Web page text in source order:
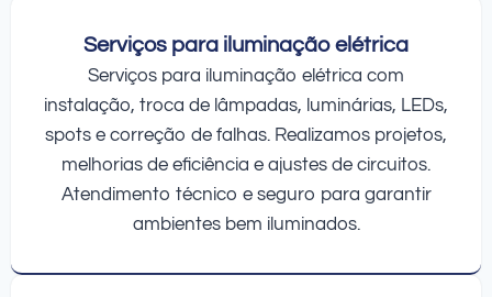
Serviços para iluminação elétrica
Serviços para iluminação elétrica com
instalação, troca de lâmpadas, luminárias, LEDs,
spots e correção de falhas. Realizamos projetos,
melhorias de eficiência e ajustes de circuitos.
Atendimento técnico e seguro para garantir
ambientes bem iluminados.